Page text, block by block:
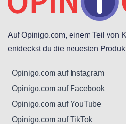
Auf Opinigo.com, einem Teil von
entdeckst du die neuesten
Opinigo.com auf Instagram
Opinigo.com auf Facebook
Opinigo.com auf YouTube
Opinigo.com auf TikTok